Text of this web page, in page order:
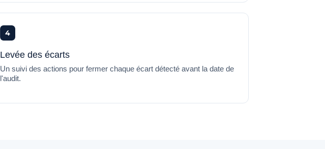
4
Levée des écarts
Un suivi des actions pour fermer chaque écart détecté avant la date de
l'audit.